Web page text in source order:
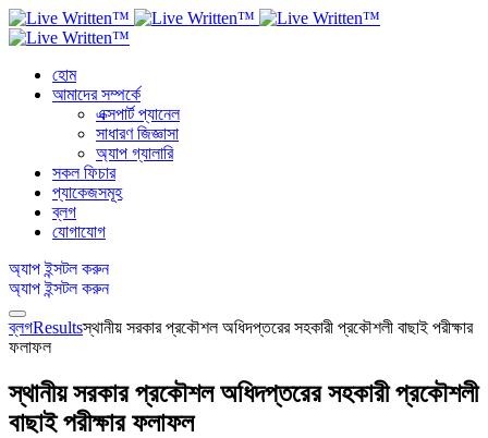
হোম
আমাদের সম্পর্কে
এক্সপার্ট প্যানেল
সাধারণ জিজ্ঞাসা
অ্যাপ গ্যালারি
সকল ফিচার
প্যাকেজসমূহ
ব্লগ
যোগাযোগ
অ্যাপ ইন্সটল করুন
অ্যাপ ইন্সটল করুন
ব্লগResultsস্থানীয় সরকার প্রকৌশল অধিদপ্তরের সহকারী প্রকৌশলী বাছাই পরীক্ষার
ফলাফল
স্থানীয় সরকার প্রকৌশল অধিদপ্তরের সহকারী প্রকৌশলী
বাছাই পরীক্ষার ফলাফল